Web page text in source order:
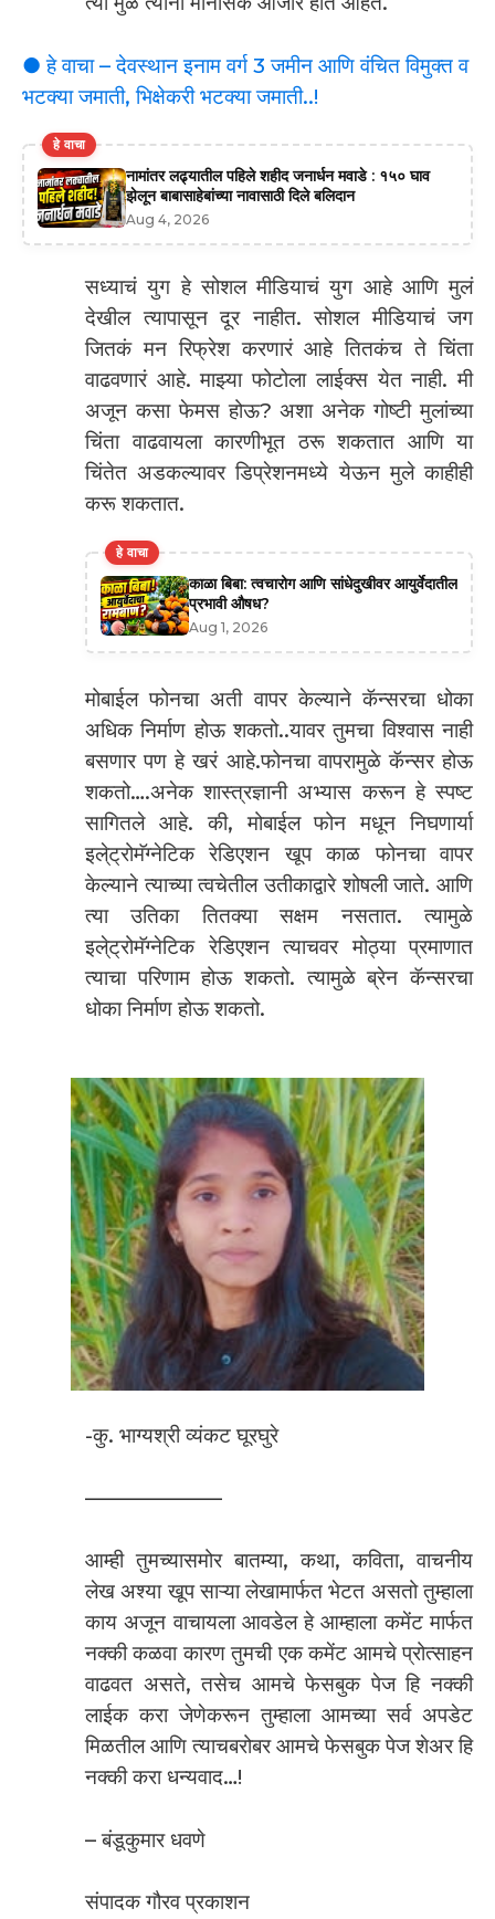
● हे वाचा – देवस्थान इनाम वर्ग 3 जमीन आणि वंचित विमुक्त व
भटक्या जमाती, भिक्षेकरी भटक्या जमाती..!
हे वाचा
नामांतर लढ्यातील पहिले शहीद जनार्धन मवाडे : १५० घाव
झेलून बाबासाहेबांच्या नावासाठी दिले बलिदान
Aug 4, 2026
सध्याचं युग हे सोशल मीडियाचं युग आहे आणि मुलं
देखील त्यापासून दूर नाहीत. सोशल मीडियाचं जग
जितकं मन रिफ्रेश करणारं आहे तितकंच ते चिंता
वाढवणारं आहे. माझ्या फोटोला लाईक्स येत नाही. मी
अजून कसा फेमस होऊ? अशा अनेक गोष्टी मुलांच्या
चिंता वाढवायला कारणीभूत ठरू शकतात आणि या
चिंतेत अडकल्यावर डिप्रेशनमध्ये येऊन मुले काहीही
करू शकतात.
हे वाचा
काळा बिबा: त्वचारोग आणि सांधेदुखीवर आयुर्वेदातील
प्रभावी औषध?
Aug 1, 2026
मोबाईल फोनचा अती वापर केल्याने कॅन्सरचा धोका
अधिक निर्माण होऊ शकतो..यावर तुमचा विश्वास नाही
बसणार पण हे खरं आहे.फोनचा वापरामुळे कॅन्सर होऊ
शकतो….अनेक शास्त्रज्ञानी अभ्यास करून हे स्पष्ट
सागितले आहे. की, मोबाईल फोन मधून निघणार्या
इले्ट्रोमॅग्नेटिक रेडिएशन खूप काळ फोनचा वापर
केल्याने त्याच्या त्वचेतील उतीकाद्वारे शोषली जाते. आणि
त्या उतिका तितक्या सक्षम नसतात. त्यामुळे
इले्ट्रोमॅग्नेटिक रेडिएशन त्याचवर मोठ्या प्रमाणात
त्याचा परिणाम होऊ शकतो. त्यामुळे ब्रेन कॅन्सरचा
धोका निर्माण होऊ शकतो.
-कु. भाग्यश्री व्यंकट घूरघुरे
——————–
आम्ही तुमच्यासमोर बातम्या, कथा, कविता, वाचनीय
लेख अश्या खूप साऱ्या लेखामार्फत भेटत असतो तुम्हाला
काय अजून वाचायला आवडेल हे आम्हाला कमेंट मार्फत
नक्की कळवा कारण तुमची एक कमेंट आमचे प्रोत्साहन
वाढवत असते, तसेच आमचे फेसबुक पेज हि नक्की
लाईक करा जेणेकरून तुम्हाला आमच्या सर्व अपडेट
मिळतील आणि त्याचबरोबर आमचे फेसबुक पेज शेअर हि
नक्की करा धन्यवाद…!
– बंडूकुमार धवणे
संपादक गौरव प्रकाशन